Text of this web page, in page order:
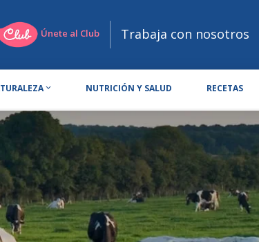
Únete al Club Trabaja con nosotros
NUTRICIÓN Y SALUD RECETAS